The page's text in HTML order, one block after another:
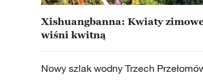
Xishuangbanna: Kwiaty
wiśni kwitną
Nowy szlak wodny Trzech